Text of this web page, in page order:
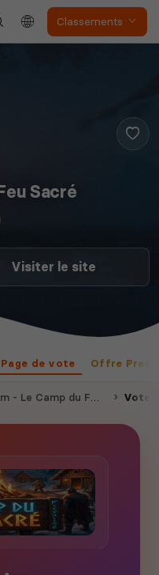
Classements
Sacré
Visiter le site
Page de vote Offre
Le Camp du Feu Sacré Voter